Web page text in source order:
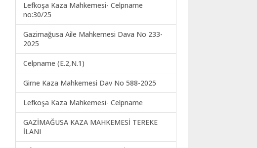
Lefkoşa Kaza Mahkemesi- Celpname
no:30/25
Gazimağusa Aile Mahkemesi Dava No 233-
2025
Celpname (E.2,N.1)
Girne Kaza Mahkemesi Dav No 588-2025
Lefkoşa Kaza Mahkemesi- Celpname
GAZİMAĞUSA KAZA MAHKEMESİ TEREKE
İLANI